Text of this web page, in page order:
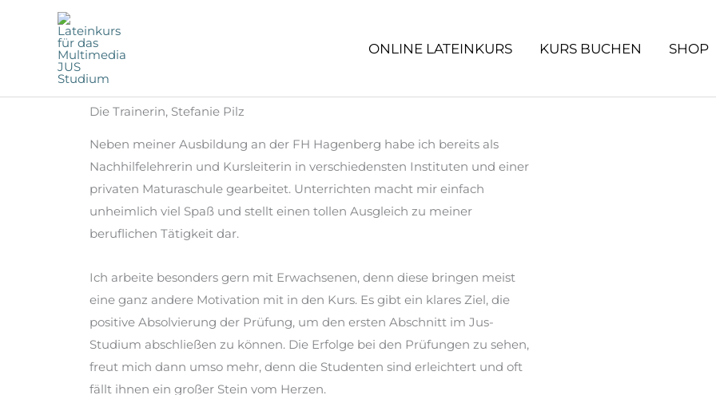
ONLINE LATEINKURS KURS BUCHEN SHOP
Die Trainerin, Stefanie Pilz
Neben meiner Ausbildung an der FH Hagenberg habe ich bereits als
Nachhilfelehrerin und Kursleiterin in verschiedensten Instituten und einer
privaten Maturaschule gearbeitet. Unterrichten macht mir einfach
unheimlich viel Spaß und stellt einen tollen Ausgleich zu meiner
beruflichen Tätigkeit dar.
Ich arbeite besonders gern mit Erwachsenen, denn diese bringen meist
eine ganz andere Motivation mit in den Kurs. Es gibt ein klares Ziel, die
positive Absolvierung der Prüfung, um den ersten Abschnitt im Jus-
Studium abschließen zu können. Die Erfolge bei den Prüfungen zu sehen,
freut mich dann umso mehr, denn die Studenten sind erleichtert und oft
fällt ihnen ein großer Stein vom Herzen.